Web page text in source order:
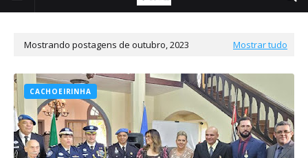
Mostrando postagens de outubro, 2023 Mostrar tudo
CACHOEIRINHA